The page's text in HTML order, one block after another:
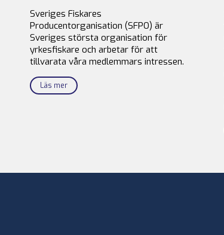
Sveriges Fiskares
Producentorganisation (SFPO) är
Sveriges största organisation för
yrkesfiskare och arbetar för att
tillvarata våra medlemmars intressen.
Läs mer